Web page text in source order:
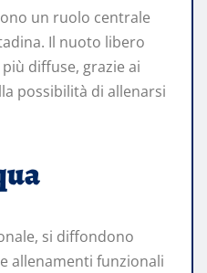
un ruolo centrale
Il nuoto libero
diffuse, grazie ai
possibilità di allenarsi
si diffondono
allenamenti funzionali